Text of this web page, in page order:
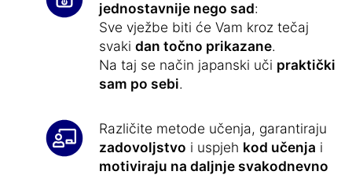
jednostavnije nego sad:
Sve vježbe biti će Vam kroz tečaj
svaki dan točno prikazane.
Na taj se način japanski uči praktički
sam po sebi.
Različite metode učenja, garantiraju
zadovoljstvo i uspjeh kod učenja i
motiviraju na daljnje svakodnevno